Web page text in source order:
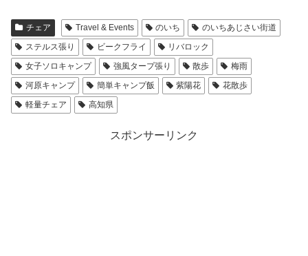
チェア Travel & Events のいち
のいちあじさい街道
ステルス張り
ビークフライ
リバロック
女子ソロキャンプ
強風タープ張り 散歩
梅雨
河原キャンプ
簡単キャンプ飯 紫陽花
花散歩
軽量チェア
高知県
スポンサーリンク